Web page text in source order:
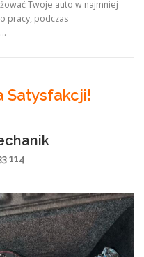
Twoje auto w najmniej
pracy, podczas
Satysfakcji!
114